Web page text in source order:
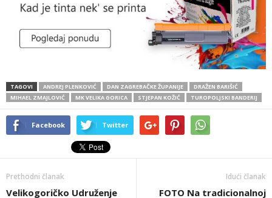
TAGOVI ANDREJ PLENKOVIĆ DAN ZAGREBAČKE ŽUPANIJE
DRAŽEN BARIŠIĆ
MIHAEL ZMAJLOVIĆ
MK VELIKA GORICA STJEPAN KOŽIĆ TUROPOLJSKI BANDERIJ
Facebook Twitter
Prethodni članak
Velikogoričko Udruženje
Idući članak
FOTO Na tradicionalnoj